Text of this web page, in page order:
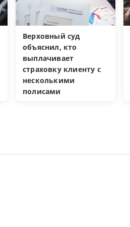
Верховный суд
объяснил, кто
выплачивает
страховку клиенту с
несколькими
полисами